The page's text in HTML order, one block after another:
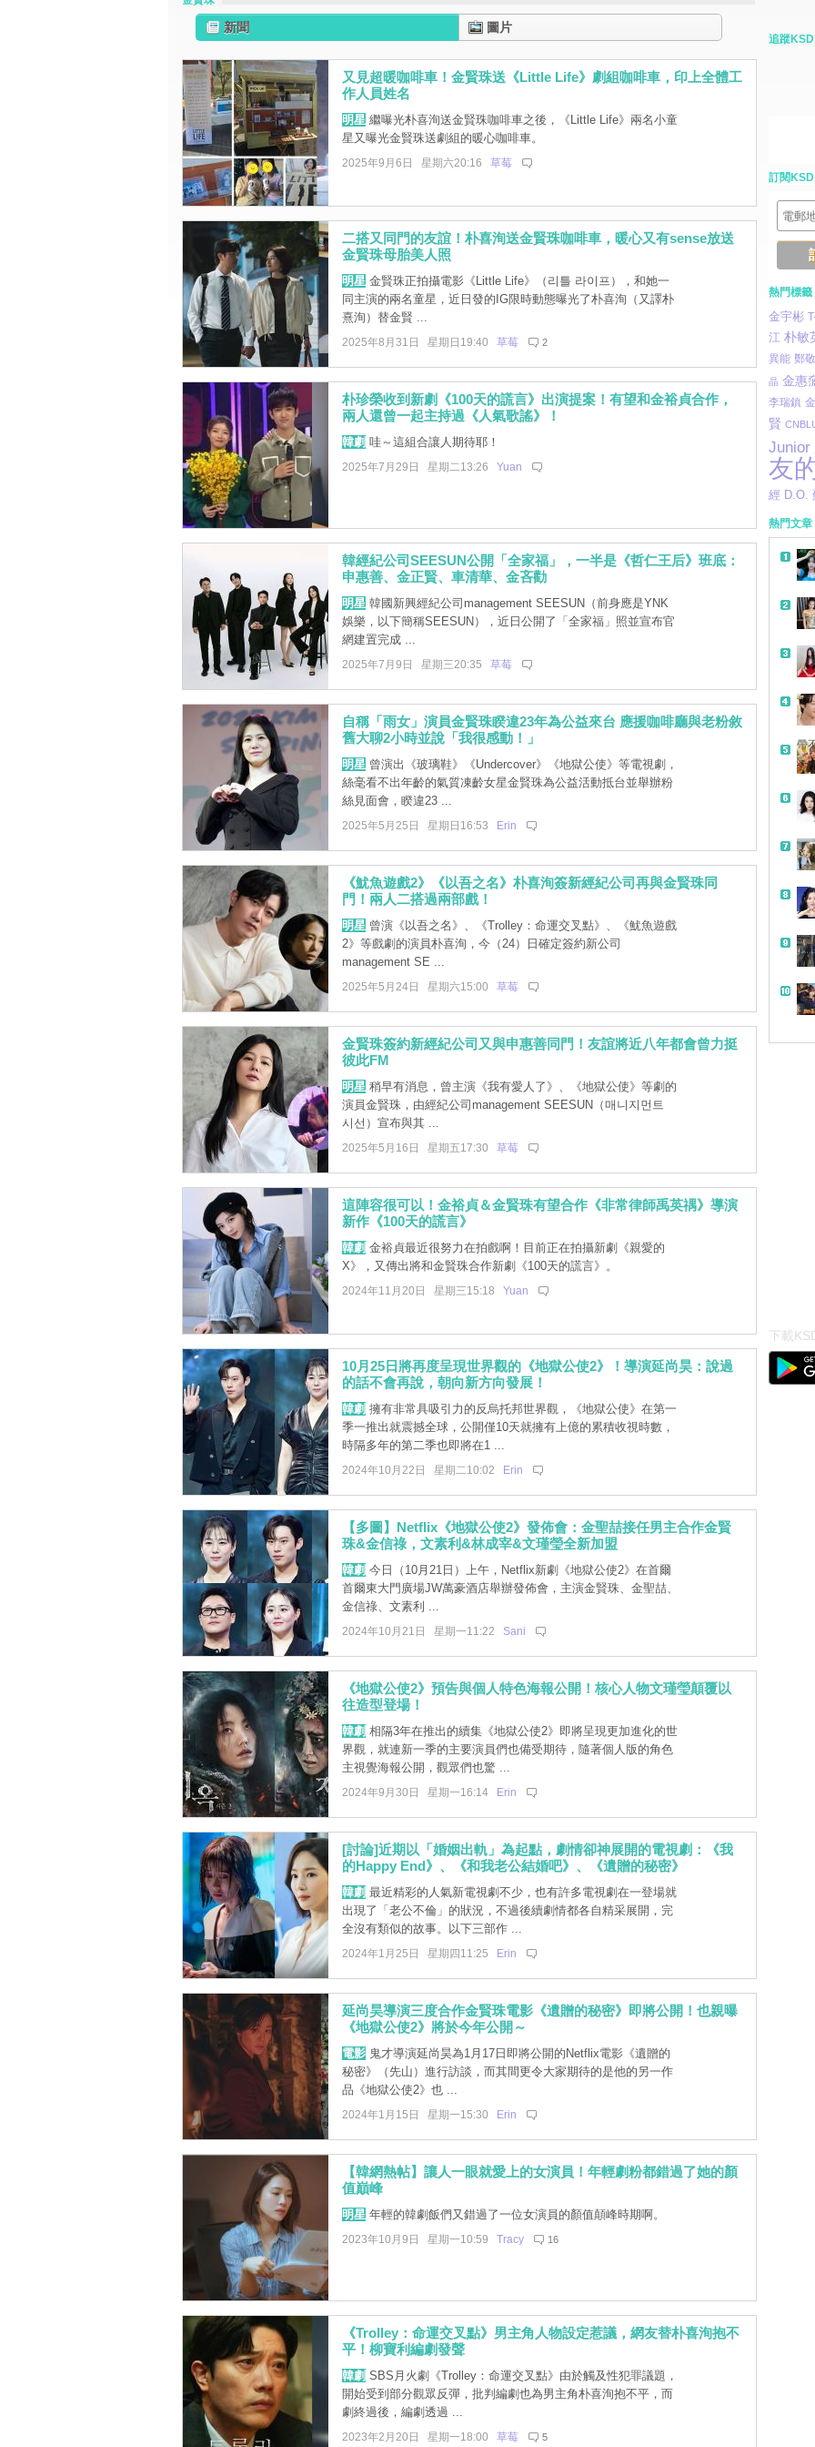
新聞 圖片
又見超暖咖啡車！金賢珠送《Little Life》劇組咖啡車，印上全體工
作人員姓名
明星繼曝光朴喜洵送金賢珠咖啡車之後，《Little Life》兩名小童
星又曝光金賢珠送劇組的暖心咖啡車。
2025年9月6日 星期六20:16 草莓
二搭又同門的友誼！朴喜洵送金賢珠咖啡車，暖心又有sense放送
金賢珠母胎美人照
明星金賢珠正拍攝電影《Little Life》（리틀 라이프），和她一
同主演的兩名童星，近日發的IG限時動態曝光了朴喜洵（又譯朴
熹洵）替金賢 ...
2025年8月31日 星期日19:40 草莓 2
朴珍榮收到新劇《100天的謊言》出演提案！有望和金裕貞合作，
兩人還曾一起主持過《人氣歌謠》！
韓劇 哇～這組合讓人期待耶！
2025年7月29日 星期二13:26 Yuan
韓經紀公司SEESUN公開「全家福」，一半是《哲仁王后》班底：
申惠善、金正賢、車清華、金吝勸
明星韓國新興經紀公司management SEESUN（前身應是YNK
娛樂，以下簡稱SEESUN），近日公開了「全家福」照並宣布官
網建置完成 ...
2025年7月9日 星期三20:35 草莓
自稱「雨女」演員金賢珠睽違23年為公益來台 應援咖啡廳與老粉敘
舊大聊2小時並說「我很感動！」
明星曾演出《玻璃鞋》《Undercover》《地獄公使》等電視劇，
絲毫看不出年齡的氣質凍齡女星金賢珠為公益活動抵台並舉辦粉
絲見面會，睽違23 ...
2025年5月25日 星期日16:53 Erin
《魷魚遊戲2》《以吾之名》朴喜洵簽新經紀公司再與金賢珠同
門！兩人二搭過兩部戲！
明星曾演《以吾之名》、《Trolley：命運交叉點》、《魷魚遊戲
2》等戲劇的演員朴喜洵，今（24）日確定簽約新公司
management SE ...
2025年5月24日 星期六15:00 草莓
金賢珠簽約新經紀公司又與申惠善同門！友誼將近八年都會曾力挺
彼此FM
明星稍早有消息，曾主演《我有愛人了》、《地獄公使》等劇的
演員金賢珠，由經紀公司management SEESUN（매니지먼트
시선）宣布與其 ...
2025年5月16日 星期五17:30 草莓
這陣容很可以！金裕貞＆金賢珠有望合作《非常律師禹英禑》導演
新作《100天的謊言》
韓劇 金裕貞最近很努力在拍戲啊！目前正在拍攝新劇《親愛的
X》，又傳出將和金賢珠合作新劇《100天的謊言》。
2024年11月20日 星期三15:18 Yuan
10月25日將再度呈現世界觀的《地獄公使2》！導演延尚昊：說過
的話不會再說，朝向新方向發展！
韓劇 擁有非常具吸引力的反烏托邦世界觀，《地獄公使》在第一
季一推出就震撼全球，公開僅10天就擁有上億的累積收視時數，
時隔多年的第二季也即將在1 ...
2024年10月22日 星期二10:02 Erin
【多圖】Netflix《地獄公使2》發佈會：金聖喆接任男主合作金賢
珠&金信祿，文素利&林成宰&文瑾瑩全新加盟
韓劇 今日（10月21日）上午，Netflix新劇《地獄公使2》在首爾
首爾東大門廣場JW萬豪酒店舉辦發佈會，主演金賢珠、金聖喆、
金信祿、文素利 ...
2024年10月21日 星期一11:22 Sani
《地獄公使2》預告與個人特色海報公開！核心人物文瑾瑩顛覆以
往造型登場！
韓劇 相隔3年在推出的續集《地獄公使2》即將呈現更加進化的世
界觀，就連新一季的主要演員們也備受期待，隨著個人版的角色
主視覺海報公開，觀眾們也驚 ...
2024年9月30日 星期一16:14 Erin
[討論]近期以「婚姻出軌」為起點，劇情卻神展開的電視劇：《我
的Happy End》、《和我老公結婚吧》、《遺贈的秘密》
韓劇 最近精彩的人氣新電視劇不少，也有許多電視劇在一登場就
出現了「老公不倫」的狀況，不過後續劇情都各自精采展開，完
全沒有類似的故事。以下三部作 ...
2024年1月25日 星期四11:25 Erin
延尚昊導演三度合作金賢珠電影《遺贈的秘密》即將公開！也親曝
《地獄公使2》將於今年公開～
電影鬼才導演延尚昊為1月17日即將公開的Netflix電影《遺贈的
秘密》（先山）進行訪談，而其間更令大家期待的是他的另一作
品《地獄公使2》也 ...
2024年1月15日 星期一15:30 Erin
【韓網熱帖】讓人一眼就愛上的女演員！年輕劇粉都錯過了她的顏
值巔峰
明星年輕的韓劇飯們又錯過了一位女演員的顏值顛峰時期啊。
2023年10月9日 星期一10:59 Tracy 16
《Trolley：命運交叉點》男主角人物設定惹議，網友替朴喜洵抱不
平！柳寶利編劇發聲
韓劇 SBS月火劇《Trolley：命運交叉點》由於觸及性犯罪議題，
開始受到部分觀眾反彈，批判編劇也為男主角朴喜洵抱不平，而
劇終過後，編劇透過 ...
2023年2月20日 星期一18:00 草莓 5
追蹤KSD
訂閱KSD
熱門標籤
金宇彬
江 朴敏
異能 鄭
晶 金惠
李瑞鎮
賢
Junior
友
經 D.O.
熱門文章
帶
下載